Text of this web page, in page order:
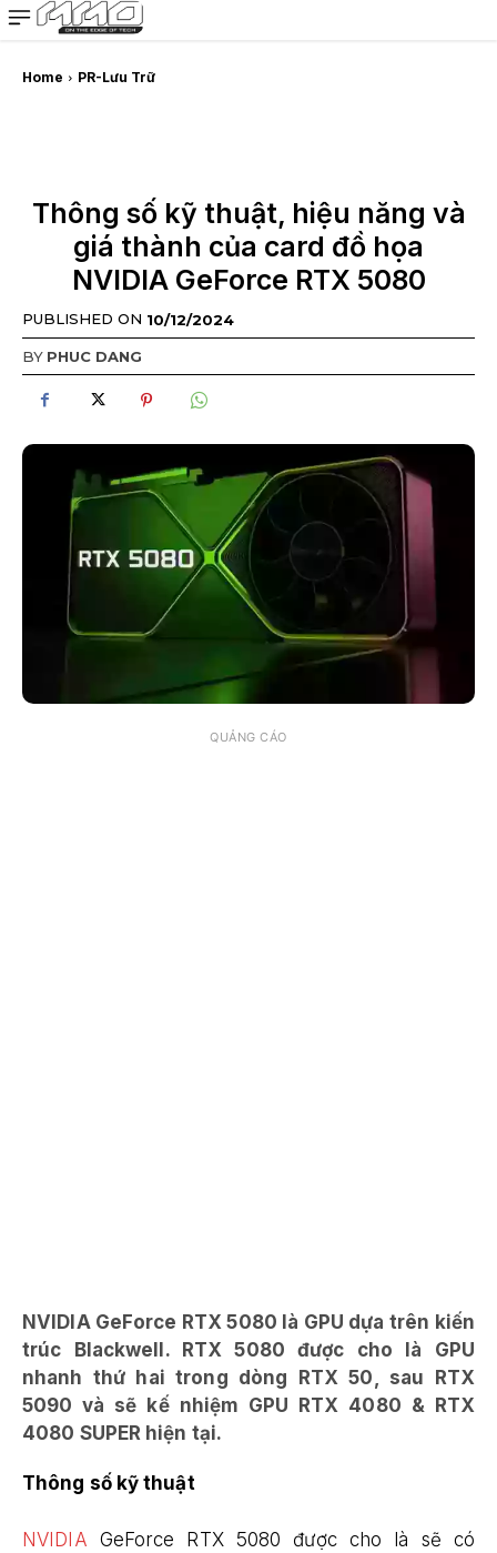
MMOSITE - Thông tin công nghệ
Bài viết nổi bật
Home PR-Lưu Trữ
Thông số kỹ thuật, hiệu năng và
giá thành của card đồ họa
NVIDIA GeForce RTX 5080
PUBLISHED ON 10/12/2024
BY PHUC DANG
QUẢNG CÁO
NVIDIA GeForce RTX 5080 là GPU dựa trên kiến
​​trúc Blackwell. RTX 5080 được cho là GPU
nhanh thứ hai trong dòng RTX 50, sau RTX
5090 và sẽ kế nhiệm GPU RTX 4080 & RTX
4080 SUPER hiện tại.
Thông số kỹ thuật
NVIDIA GeForce RTX 5080 được cho là sẽ có